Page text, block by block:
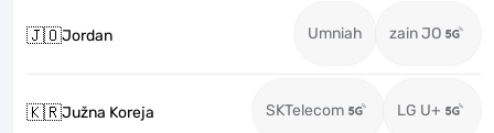
🇯🇴Jordan Umniah zain JO
🇰🇷Južna Koreja SKTelecom LG U+